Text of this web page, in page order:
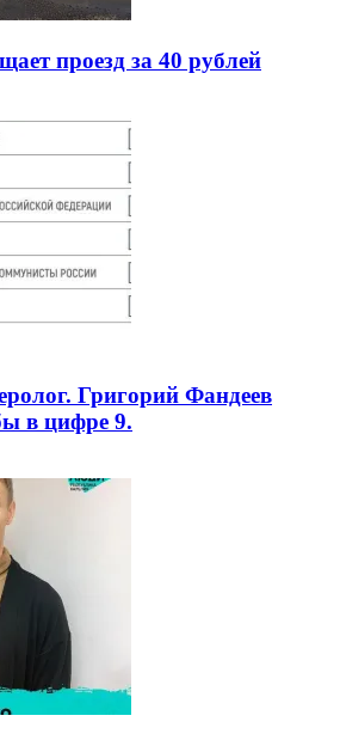
проезд за 40 рублей
Григорий Фандеев
в цифре 9.